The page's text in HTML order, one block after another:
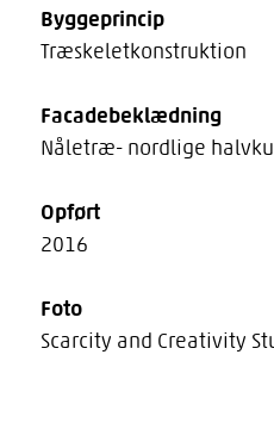
Byggeprincip
Træskeletkonstruktion
Facadebeklædning
Nåletræ- nordlige
Opført
2016
Foto
Scarcity and Creativity